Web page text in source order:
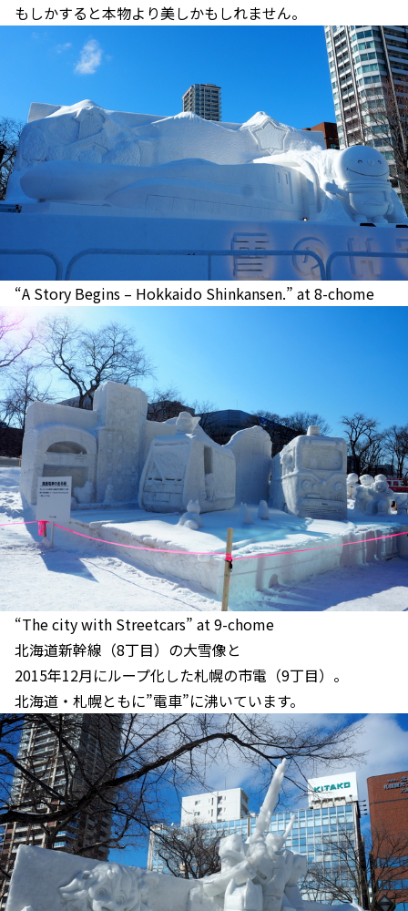
もしかすると本物より美しかもしれません。
“A Story Begins – Hokkaido Shinkansen.” at 8-chome
“The city with Streetcars” at 9-chome
北海道新幹線（8丁目）の大雪像と
2015年12月にループ化した札幌の市電（9丁目）。
北海道・札幌ともに”電車”に沸いています。